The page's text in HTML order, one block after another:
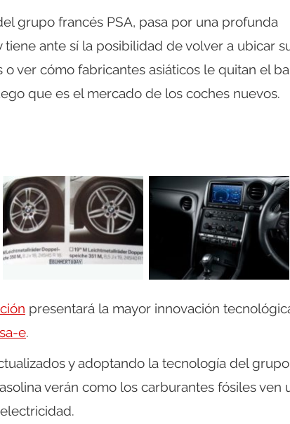
grupo francés PSA, pasa por una profunda
ante sí la posibilidad de volver a ubicar
o ver cómo fabricantes asiáticos le quitan el
que es el mercado de los coches nuevos.
presentará la mayor innovación
e.
y adoptando la tecnología del grupo
verán como los carburantes fósiles ven